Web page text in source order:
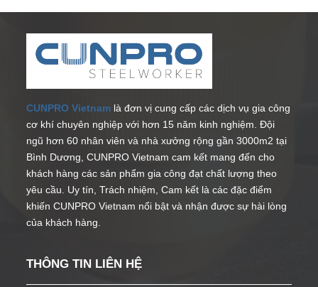
CUNPRO Vietnam là đơn vị cung cấp các dịch vụ gia công
cơ khí chuyên nghiệp với hơn 15 năm kinh nghiệm. Đội
ngũ hơn 60 nhân viên và nhà xưởng rộng gần 3000m2 tại
Bình Dương, CUNPRO Vietnam cam kết mang đến cho
khách hàng các sản phẩm gia công đạt chất lượng theo
yêu cầu. Uy tín, Trách nhiệm, Cam kết là các đặc điểm
khiến CUNPRO Vietnam nổi bật và nhận được sự hài lòng
của khách hàng.
THÔNG TIN LIÊN HỆ